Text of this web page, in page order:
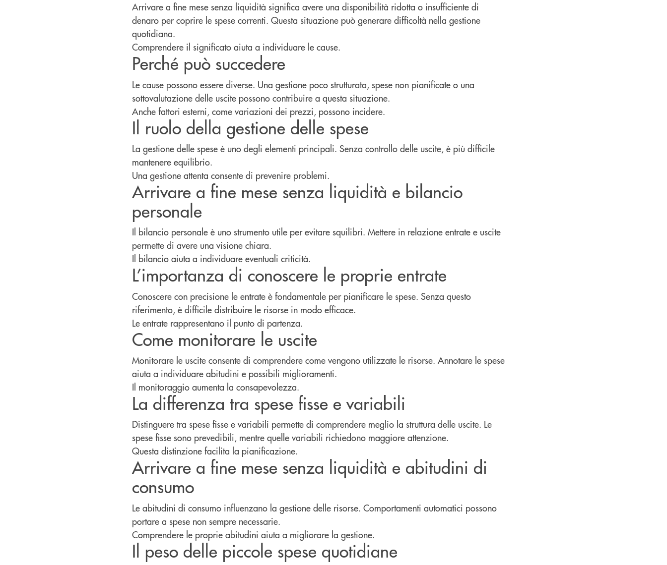
Arrivare a fine mese senza liquidità significa avere una disponibilità ridotta o insufficiente di
denaro per coprire le spese correnti. Questa situazione può generare difficoltà nella gestione
quotidiana.
Comprendere il significato aiuta a individuare le cause.
Perché può succedere
Le cause possono essere diverse. Una gestione poco strutturata, spese non pianificate o una
sottovalutazione delle uscite possono contribuire a questa situazione.
Anche fattori esterni, come variazioni dei prezzi, possono incidere.
Il ruolo della gestione delle spese
La gestione delle spese è uno degli elementi principali. Senza controllo delle uscite, è più difficile
mantenere equilibrio.
Una gestione attenta consente di prevenire problemi.
Arrivare a fine mese senza liquidità e bilancio
personale
Il bilancio personale è uno strumento utile per evitare squilibri. Mettere in relazione entrate e uscite
permette di avere una visione chiara.
Il bilancio aiuta a individuare eventuali criticità.
L’importanza di conoscere le proprie entrate
Conoscere con precisione le entrate è fondamentale per pianificare le spese. Senza questo
riferimento, è difficile distribuire le risorse in modo efficace.
Le entrate rappresentano il punto di partenza.
Come monitorare le uscite
Monitorare le uscite consente di comprendere come vengono utilizzate le risorse. Annotare le spese
aiuta a individuare abitudini e possibili miglioramenti.
Il monitoraggio aumenta la consapevolezza.
La differenza tra spese fisse e variabili
Distinguere tra spese fisse e variabili permette di comprendere meglio la struttura delle uscite. Le
spese fisse sono prevedibili, mentre quelle variabili richiedono maggiore attenzione.
Questa distinzione facilita la pianificazione.
Arrivare a fine mese senza liquidità e abitudini di
consumo
Le abitudini di consumo influenzano la gestione delle risorse. Comportamenti automatici possono
portare a spese non sempre necessarie.
Comprendere le proprie abitudini aiuta a migliorare la gestione.
Il peso delle piccole spese quotidiane